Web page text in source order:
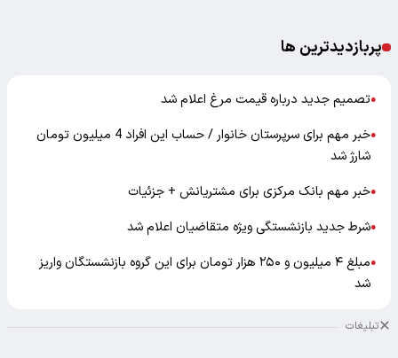
پربازدیدترین ها
●تصمیم جدید درباره قیمت مرغ اعلام شد
●
خبر مهم برای سرپرستان خانوار / حساب این افراد 4 میلیون تومان
شارژ شد
●خبر مهم بانک مرکزی برای مشتریانش + جزئیات
●شرط جدید بازنشستگی ویژه متقاضیان اعلام شد
●
مبلغ ۴ میلیون و ۲۵۰ هزار تومان برای این گروه بازنشستگان واریز
شد
تبلیغات